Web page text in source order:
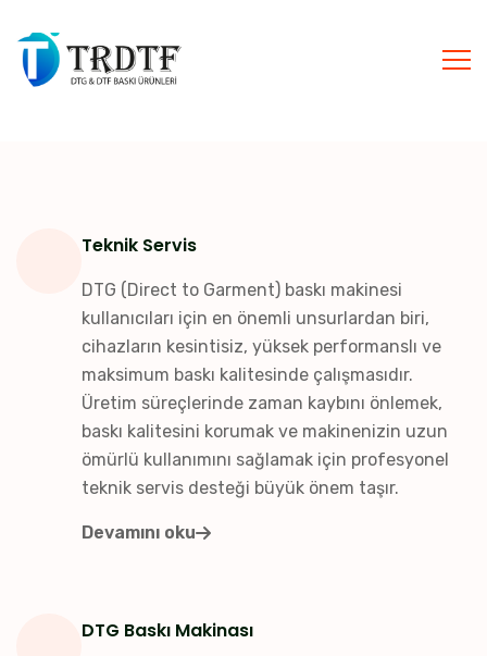
Teknik Servis
DTG (Direct to Garment) baskı makinesi
kullanıcıları için en önemli unsurlardan biri,
cihazların kesintisiz, yüksek performanslı ve
maksimum baskı kalitesinde çalışmasıdır.
Üretim süreçlerinde zaman kaybını önlemek,
baskı kalitesini korumak ve makinenizin uzun
ömürlü kullanımını sağlamak için profesyonel
teknik servis desteği büyük önem taşır.
Devamını oku
DTG Baskı Makinası